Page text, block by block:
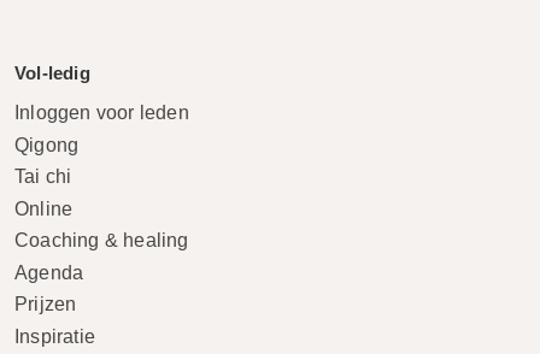
Vol-ledig
Inloggen voor leden
Qigong
Tai chi
Online
Coaching & healing
Agenda
Prijzen
Inspiratie